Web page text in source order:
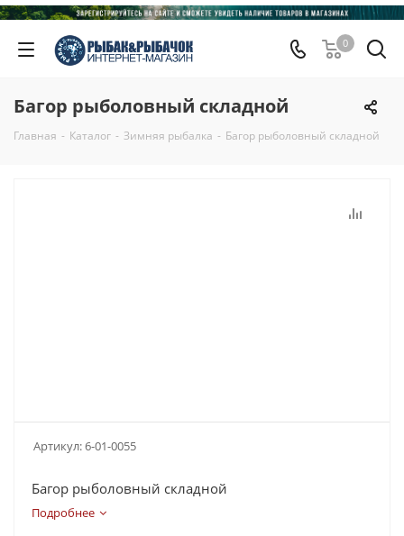
0
Багор рыболовный складной
Главная - Каталог - Зимняя рыбалка - Багор рыболовный складной
Артикул:6-01-0055
Багор рыболовный складной
Подробнее